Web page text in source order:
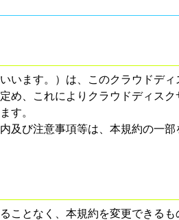
います。）は、このクラウドディ
め、これによりクラウドディスク
す。
及び注意事項等は、本規約の一部
ことなく、本規約を変更できるも